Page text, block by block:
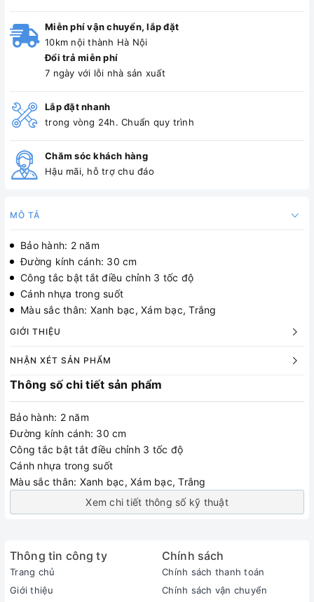
Miễn phí vận chuyển, lắp đặt
10km nội thành Hà Nội
Đổi trả miễn phí
7 ngày với lỗi nhà sản xuất
Lắp đặt nhanh
trong vòng 24h. Chuẩn quy trình
Chăm sóc khách hàng
Hậu mãi, hỗ trợ chu đáo
MÔ TẢ
Bảo hành: 2 năm
Đường kính cánh: 30 cm
Công tắc bật tắt điều chỉnh 3 tốc độ
Cánh nhựa trong suốt
Màu sắc thân: Xanh bạc, Xám bạc, Trắng
GIỚI THIỆU
NHẬN XÉT SẢN PHẨM
Thông số chi tiết sản phẩm
Bảo hành: 2 năm
Đường kính cánh: 30 cm
Công tắc bật tắt điều chỉnh 3 tốc độ
Cánh nhựa trong suốt
Màu sắc thân: Xanh bạc, Xám bạc, Trắng
Xem chi tiết thông số kỹ thuật
Thông tin công ty
Trang chủ
Giới thiệu
Chính sách
Chính sách thanh toán
Chính sách vận chuyển